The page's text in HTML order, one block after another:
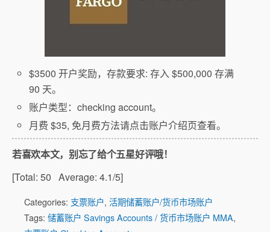
$3500 开户奖励，存款要求: 存入 $500,000 存满
90 天。
账户类型：checking account。
月费 $35, 免月费方法请点击账户介绍页查看。
若喜欢本文，别忘了给个五星好评哦！
[Total: 50 Average: 4.1/5]
Categories: 支票账户, 活期储蓄账户/货币市场账户
Tags: 储蓄账户 Savings Accounts / 货币市场账户 MMA,